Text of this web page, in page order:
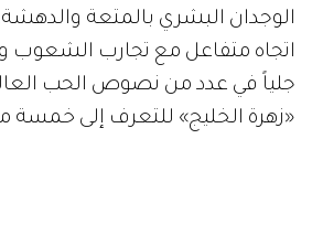
الوجدان البشري بالمتعة
اتجاه متفاعل مع تجارب الشعوب
جلياً في عدد من نصوص الحب
«زهرة الخليج» للتعرف إلى خمسة